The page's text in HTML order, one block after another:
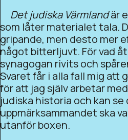
Det judiska Värmlandär
som låter materialet tala.
gripande, men desto mer
något bitterljuvt. För vad
synagogan rivits och
Svaret får i alla fall mig att
för att jag själv arbetar
judiska historia och kan
uppmärksammandet ska
utanför boxen.